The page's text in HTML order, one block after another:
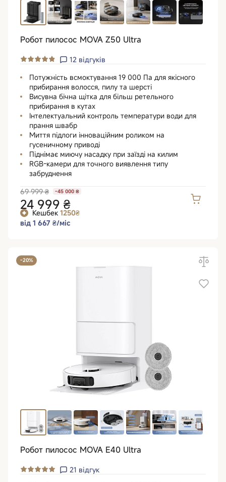
Робот пилосос MOVA Z50 Ultra
12 відгуків
Потужність всмоктування 19 000 Па для якісного
прибирання волосся, пилу та шерсті
Висувна бічна щітка для більш ретельного
прибирання в кутах
Інтелектуальний контроль температури води для
прання швабр
Миття підлоги інноваційним роликом на
гусеничному приводі
Піднімає миючу насадку при заїзді на килим
RGB-камери для точного виявлення типу
забруднення
69 999 ₴
-45 000 ₴
24 999 ₴
Кешбек 1250₴
від 1 667 ₴/міс
-20%
Робот пилосос MOVA E40 Ultra
21 відгук